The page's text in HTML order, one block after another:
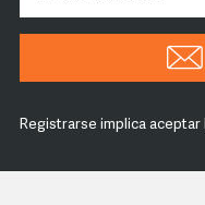
Registrarse implica aceptar